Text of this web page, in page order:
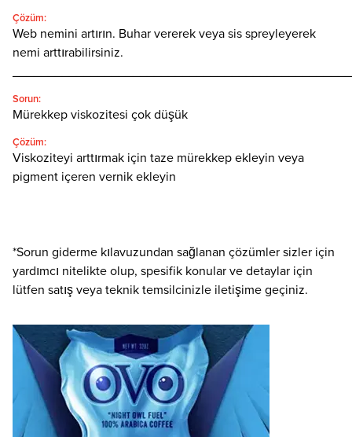
Çözüm:
Web nemini artırın. Buhar vererek veya sis spreyleyerek
nemi arttırabilirsiniz.
Sorun:
Mürekkep viskozitesi çok düşük
Çözüm:
Viskoziteyi arttırmak için taze mürekkep ekleyin veya
pigment içeren vernik ekleyin
*Sorun giderme kılavuzundan sağlanan çözümler sizler için
yardımcı nitelikte olup, spesifik konular ve detaylar için
lütfen satış veya teknik temsilcinizle iletişime geçiniz.